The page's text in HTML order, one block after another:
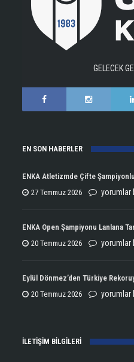
GELECEK
EN SON HABERLER
ENKA Atletizmde Çifte
27 Temmuz 2026
ENKA
Çifte
yorumlar
ENKA Open Şampiyonu Lanlana
20 Temmuz 2026
ENKA
Lanlana
yorumlar
Eylül Dönmez’den Türkiye
20 Temmuz 2026
Eylül
Rekoruyla
yorumlar
İLETİŞİM BİLGİLERİ